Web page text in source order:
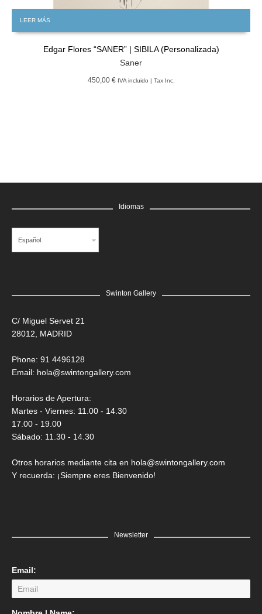
LEER MÁS
Edgar Flores “SANER” | SIBILA (Personalizada)
Saner
450,00 € IVA incluido | Tax Inc.
LEER MÁS
Idiomas
Español
Swinton Gallery
C/ Miguel Servet 21
28012, MADRID
Phone: 91 4496128
Email: hola@swintongallery.com
Horarios de Apertura:
Martes - Viernes: 11.00 - 14.30
17.00 - 19.00
Sábado: 11.30 - 14.30
Otros horarios mediante cita en hola@swintongallery.com
Y recuerda: ¡Siempre eres Bienvenido!
Newsletter
Email: